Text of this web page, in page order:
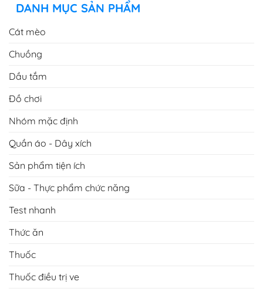
DANH MỤC SẢN PHẨM
Cát mèo
Chuồng
Dầu tắm
Đồ chơi
Nhóm mặc định
Quần áo - Dây xích
Sản phẩm tiện ích
Sữa - Thực phẩm chức năng
Test nhanh
Thức ăn
Thuốc
Thuốc điều trị ve